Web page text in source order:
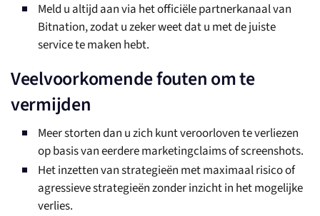
Meld u altijd aan via het officiële partnerkanaal van
Bitnation, zodat u zeker weet dat u met de juiste
service te maken hebt.
Veelvoorkomende fouten om te
vermijden
Meer storten dan u zich kunt veroorloven te verliezen
op basis van eerdere marketingclaims of screenshots.
Het inzetten van strategieën met maximaal risico of
agressieve strategieën zonder inzicht in het mogelijke
verlies.